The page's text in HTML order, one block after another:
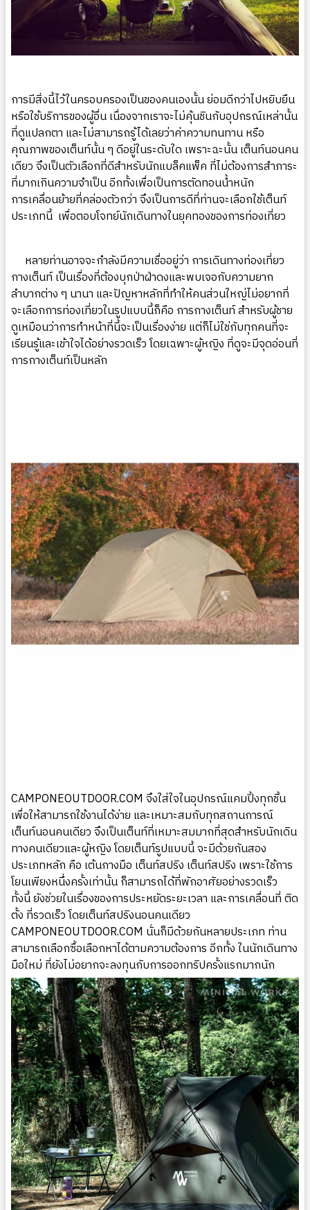
การมีสิ่งนี้ไว้ในครอบครองเป็นของคนเองนั้น ย่อมดีกว่าไปหยิบยืน
หรือใช้บริการของผู้อื่น เนื่องจากเราจะไม่คุ้นชินกับอุปกรณ์เหล่านั้น
ที่ดูแปลกตา และไม่สามารถรู้ได้เลยว่าค่าความทนทาน หรือ
คุณภาพของเต็นท์นั้น ๆ ดีอยู่ในระดับใด เพราะฉะนั้น เต็นท์นอนคน
เดียว จึงเป็นตัวเลือกที่ดีสำหรับนักแบล็คแพ็ค ที่ไม่ต้องการสำภาระ
ที่มากเกินความจำเป็น อีกทั้งเพื่อเป็นการตัดทอนน้ำหนัก
การเคลื่อนย้ายที่คล่องตัวกว่า จึงเป็นการดีที่ท่านจะเลือกใช้เต็นท์
ประเภทนี้ เพื่อตอบโจทย์นักเดินทางในยุคทองของการท่องเที่ยว
หลายท่านอาจจะกำลังมีความเชื่ออยู่ว่า การเดินทางท่องเที่ยว
กางเต็นท์ เป็นเรื่องที่ต้องบุกป่าฝ่าดงและพบเจอกับความยาก
ลำบากต่าง ๆ นานา และปัญหาหลักที่ทำให้คนส่วนใหญ่ไม่อยากที่
จะเลือกการท่องเที่ยวในรูปแบบนี้ก็คือ การกางเต็นท์ สำหรับผู้ชาย
ดูเหมือนว่าการทำหน้าที่นี้จะเป็นเรื่องง่าย แต่ก็ไม่ใช่กับทุกคนที่จะ
เรียนรู้และเข้าใจได้อย่างรวดเร็ว โดยเฉพาะผู้หญิง ที่ดูจะมีจุดอ่อนที่
การกางเต็นท์เป็นหลัก
CAMPONEOUTDOOR.COMจึงใส่ใจในอุปกรณ์แคมปิ้งทุกชิ้น
เพื่อให้สามารถใช้งานได้ง่าย และเหมาะสมกับทุกสถานการณ์
เต็นท์นอนคนเดียว จึงเป็นเต็นท์ที่เหมาะสมมากที่สุดสำหรับนักเดิน
ทางคนเดียวและผู้หญิง โดยเต็นท์รูปแบบนี้ จะมีด้วยกันสอง
ประเภทหลัก คือ เต้นกางมือ เต็นท์สปริง เต็นท์สปริง เพราะใช้การ
โยนเพียงหนึ่งครั้งเท่านั้น ก็สามารถได้ที่พักอาศัยอย่างรวดเร็ว
ทั้งนี้ ยังช่วยในเรื่องของการประหยัดระยะเวลา และการเคลื่อนที่ ติด
ตั้ง ที่รวดเร็ว โดยเต็นท์สปริงนอนคนเดียว
CAMPONEOUTDOOR.COM นั่นก็มีด้วยกันหลายประเภท ท่าน
สามารถเลือกซื้อเลือกหาได้ตามความต้องการ อีกทั้ง ในนักเดินทาง
มือใหม่ ที่ยังไม่อยากจะลงทุนกับการออกทริปครั้งแรกมากนัก